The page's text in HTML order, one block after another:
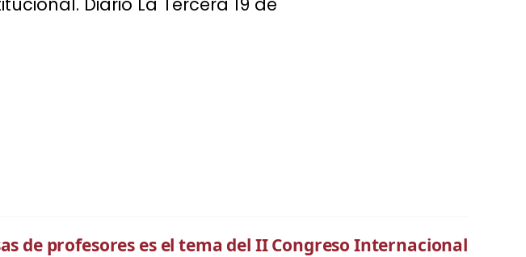
de profesores es el tema del II Congreso Internacional